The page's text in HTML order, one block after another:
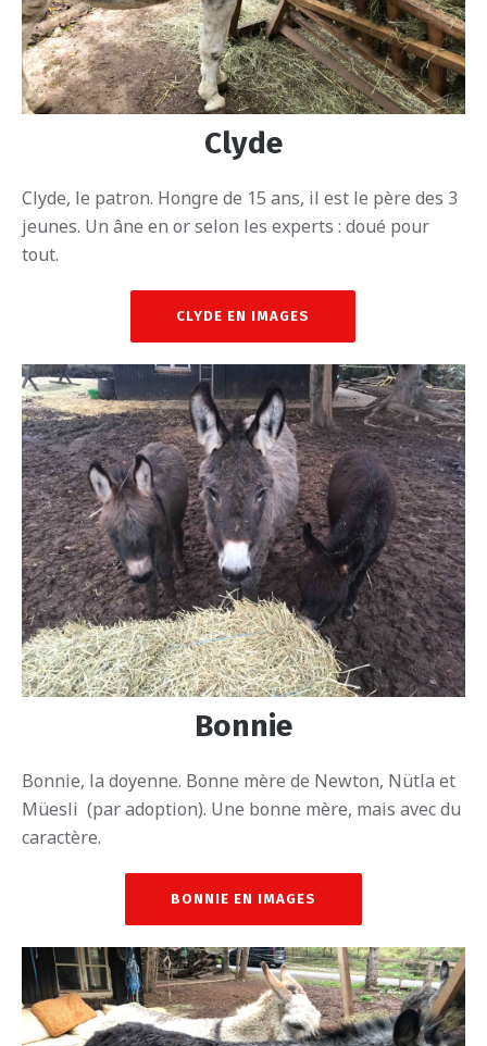
Clyde
Clyde, le patron. Hongre de 15 ans, il est le père des 3
jeunes. Un âne en or selon les experts : doué pour
tout.
CLYDE EN IMAGES
Bonnie
Bonnie, la doyenne. Bonne mère de Newton, Nütla et
Müesli (par adoption). Une bonne mère, mais avec du
caractère.
BONNIE EN IMAGES